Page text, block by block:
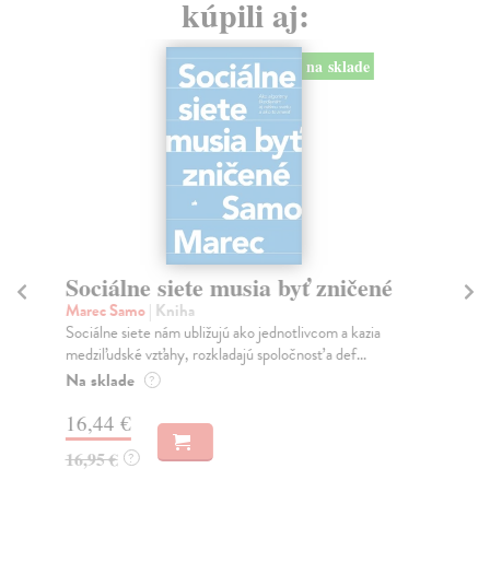
kúpili aj:
na sklade
Sociálne siete musia byť zničené
Marec Samo| Kniha
Sociálne siete nám ubližujú ako jednotlivcom a kazia
medziľudské vzťahy, rozkladajú spoločnosť a def...
Na sklade ?
16,44 €
16,95 € ?